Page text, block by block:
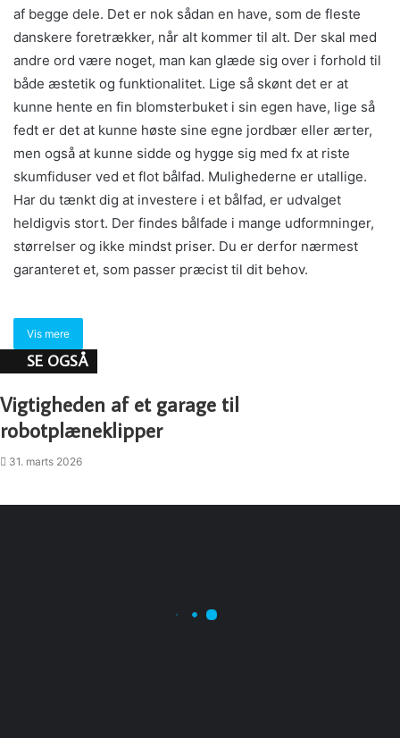
af begge dele. Det er nok sådan en have, som de fleste
danskere foretrækker, når alt kommer til alt. Der skal med
andre ord være noget, man kan glæde sig over i forhold til
både æstetik og funktionalitet. Lige så skønt det er at
kunne hente en fin blomsterbuket i sin egen have, lige så
fedt er det at kunne høste sine egne jordbær eller ærter,
men også at kunne sidde og hygge sig med fx at riste
skumfiduser ved et flot bålfad. Mulighederne er utallige.
Har du tænkt dig at investere i et bålfad, er udvalget
heldigvis stort. Der findes bålfade i mange udformninger,
størrelser og ikke mindst priser. Du er derfor nærmest
garanteret et, som passer præcist til dit behov.
Vis mere
SE OGSÅ
Vigtigheden af et garage til
robotplæneklipper
31. marts 2026